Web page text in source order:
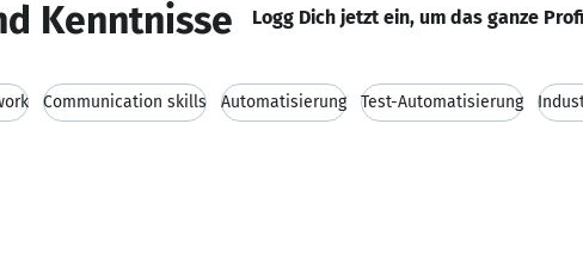
Kenntnisse Logg Dich jetzt ein, um das ganze
Communication skills Automatisierung Test-Automatisierung